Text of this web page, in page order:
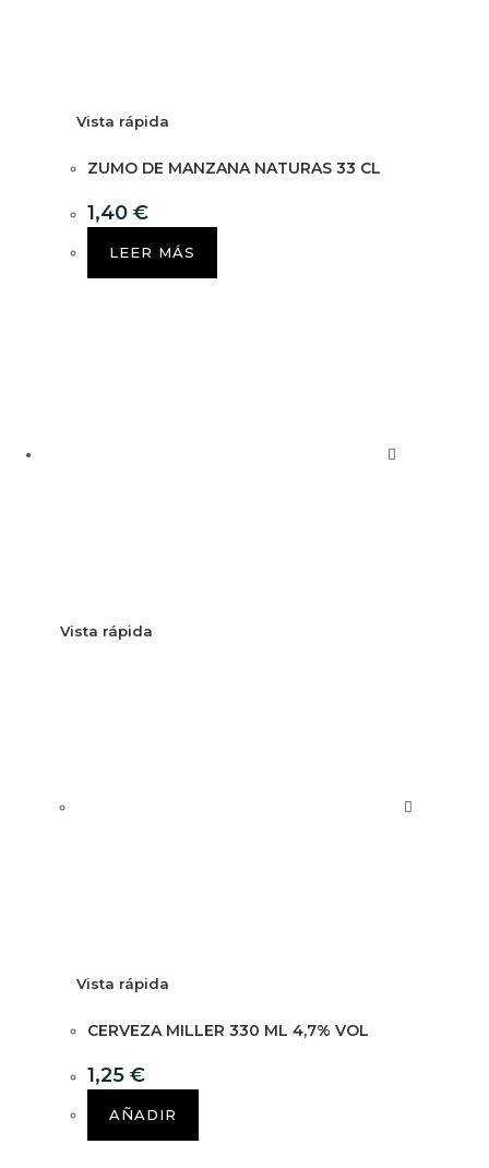
Vista rápida
ZUMO DE MANZANA NATURAS 33 CL
1,40 €
LEER MÁS
Vista rápida
Vista rápida
CERVEZA MILLER 330 ML 4,7% VOL
1,25 €
AÑADIR